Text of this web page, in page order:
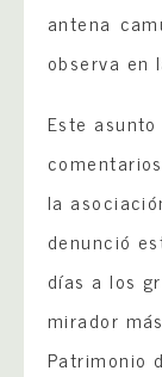
antena
observa en
Este
la
denunció
días a los
mirador
Patrimonio